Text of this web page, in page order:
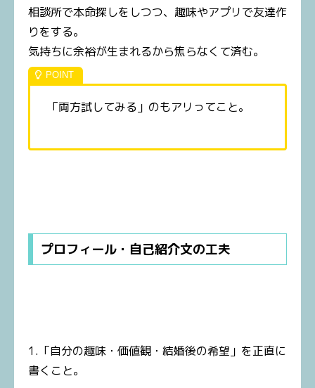
相談所で本命探しをしつつ、趣味やアプリで友達作
りをする。
気持ちに余裕が生まれるから焦らなくて済む。
「両方試してみる」のもアリってこと。
プロフィール・自己紹介文の工夫
1.「自分の趣味・価値観・結婚後の希望」を正直に
書くこと。